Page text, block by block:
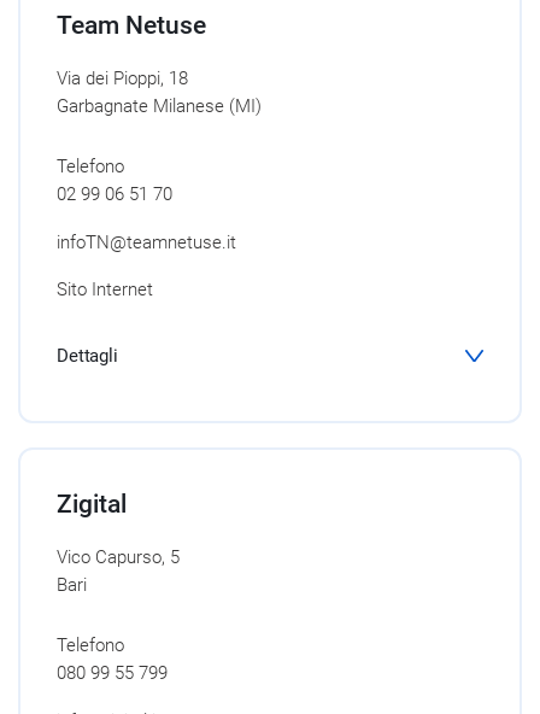
Team Netuse
Via dei Pioppi, 18
Garbagnate Milanese (MI)
Telefono
02 99 06 51 70
infoTN@teamnetuse.it
Sito Internet
Dettagli
Zigital
Vico Capurso, 5
Bari
Telefono
080 99 55 799